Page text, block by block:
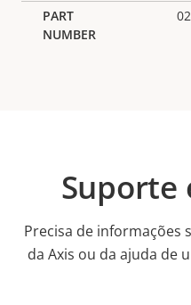
Suporte
Precisa de
da Axis ou da ajuda de